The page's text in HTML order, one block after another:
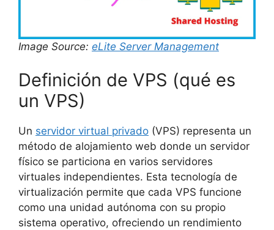
Image Source: eLite Server Management
Definición de VPS (qué es
un VPS)
Un servidor virtual privado (VPS) representa un
método de alojamiento web donde un servidor
físico se particiona en varios servidores
virtuales independientes. Esta tecnología de
virtualización permite que cada VPS funcione
como una unidad autónoma con su propio
sistema operativo, ofreciendo un rendimiento